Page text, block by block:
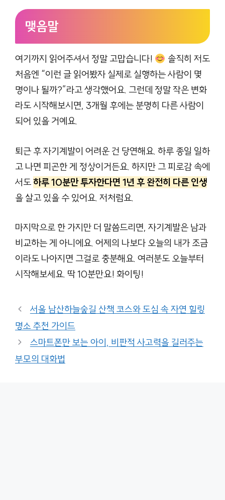
맺음말
여기까지 읽어주셔서 정말 고맙습니다!
솔직히 저도
처음엔 “이런 글 읽어봤자 실제로 실행하는 사람이 몇
명이나 될까?”라고 생각했어요. 그런데 정말 작은 변화
라도 시작해보시면, 3개월 후에는 분명히 다른 사람이
되어 있을 거예요.
퇴근 후 자기계발이 어려운 건 당연해요. 하루 종일 일하
고 나면 피곤한 게 정상이거든요. 하지만 그 피로감 속에
서도하루 10분만 투자한다면 1년 후 완전히 다른 인생
을 살고 있을 수 있어요. 저처럼요.
마지막으로 한 가지만 더 말씀드리면, 자기계발은 남과
비교하는 게 아니에요. 어제의 나보다 오늘의 내가 조금
이라도 나아지면 그걸로 충분해요. 여러분도 오늘부터
시작해보세요. 딱 10분만요! 화이팅!
서울 남산하늘숲길 산책 코스와 도심 속 자연 힐링
명소 추천 가이드
스마트폰만 보는 아이, 비판적 사고력을 길러주는
부모의 대화법